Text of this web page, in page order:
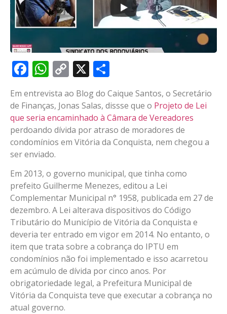
Facebook
WhatsApp
Copy
Link
X
Em entrevista ao Blog do Caique Santos, o Secretário
de Finanças, Jonas Salas, dissse que o Projeto de Lei
que seria encaminhado à Câmara de Vereadores
perdoando dívida por atraso de moradores de
condomínios em Vitória da Conquista, nem chegou a
ser enviado.
Em 2013, o governo municipal, que tinha como
prefeito Guilherme Menezes, editou a Lei
Complementar Municipal n° 1958, publicada em 27 de
dezembro. A Lei alterava dispositivos do Código
Tributário do Município de Vitória da Conquista e
deveria ter entrado em vigor em 2014. No entanto, o
item que trata sobre a cobrança do IPTU em
condomínios não foi implementado e isso acarretou
em acúmulo de dívida por cinco anos. Por
obrigatoriedade legal, a Prefeitura Municipal de
Vitória da Conquista teve que executar a cobrança no
atual governo.